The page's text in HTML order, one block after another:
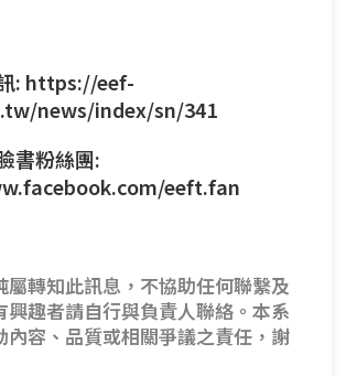
: https://eef-
news/index/sn/341
書粉絲團:
eeft.fan
屬轉知此訊息，不協助任何聯繫及
興趣者請自行與負責人聯絡。本系
內容、品質或相關爭議之責任，謝